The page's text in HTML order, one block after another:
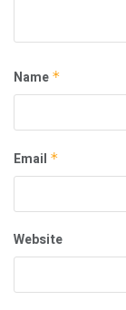
Name *
Email *
Website